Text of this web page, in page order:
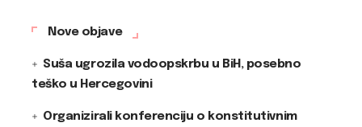
Nove objave
Suša ugrozila vodoopskrbu u BiH, posebno
teško u Hercegovini
Organizirali konferenciju o konstitutivnim